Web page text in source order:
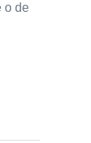
o de